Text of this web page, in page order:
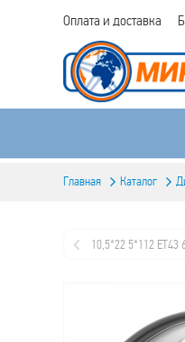
Оплата и доставка
Главная Каталог
10,5*22 5*112 ET43